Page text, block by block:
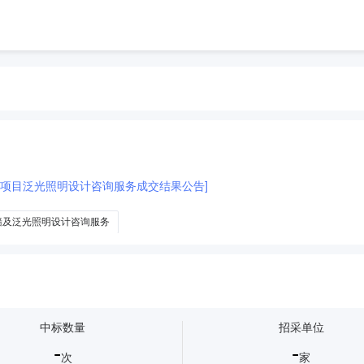
目泛光照明设计咨询服务成交结果公告]
泛光照明设计咨询服务
中标数量
-次
招采单位
-家